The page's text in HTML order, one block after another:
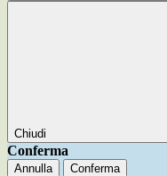
Chiudi
Conferma
Annulla Conferma